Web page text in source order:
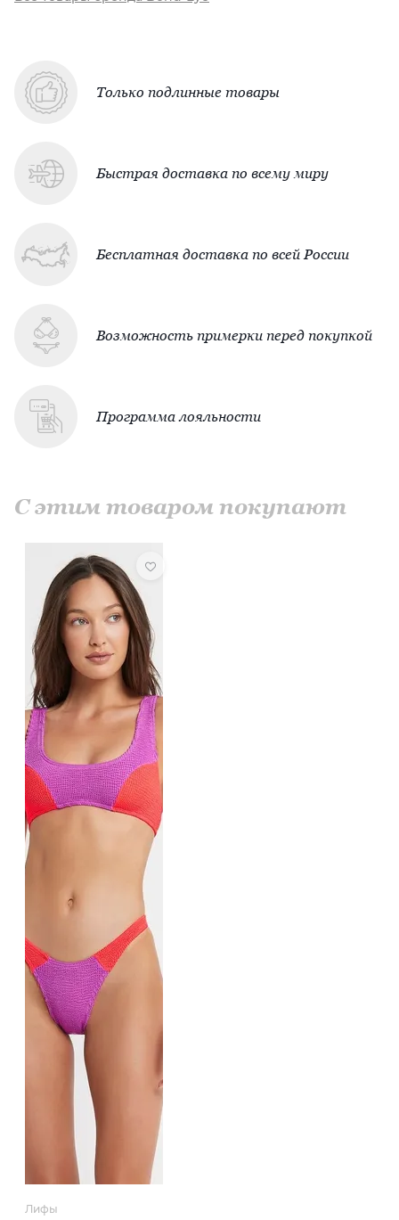
Только подлинные товары
Быстрая доставка по всему миру
Бесплатная доставка по всей России
Возможность примерки перед покупкой
Программа лояльности
С этим товаром покупают
Лифы